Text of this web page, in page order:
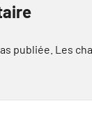
publiée. Les